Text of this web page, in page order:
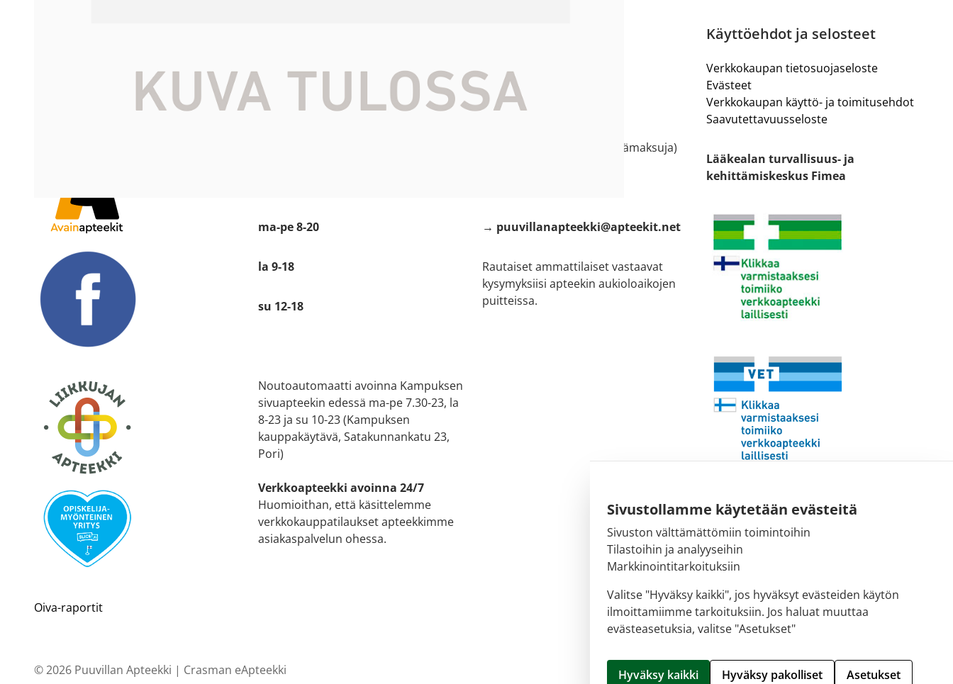
Sivustollamme käytetään evästeitä
Sivuston välttämättömiin toimintoihin
Tilastoihin ja analyyseihin
Markkinointitarkoituksiin
Valitse "Hyväksy kaikki", jos hyväksyt evästeiden käytön
ilmoittamiimme tarkoituksiin. Jos haluat muuttaa
evästeasetuksia, valitse "Asetukset"
Hyväksy kaikki Hyväksy pakolliset Asetukset
Oiva-raportit
Katso sijainti kartalla
Käyntiosoite:
Kauppakeskus Puuvilla
ma-pe 8-20
la 9-18
su 12-18
Noutoautomaatti avoinna Kampuksen
sivuapteekin edessä ma-pe 7.30-23, la
8-23 ja su 10-23 (Kampuksen
kauppakäytävä, Satakunnankatu 23,
Pori)
Verkkoapteekki avoinna 24/7
Huomioithan, että käsittelemme
verkkokauppatilaukset apteekkimme
asiakaspalvelun ohessa.
Soita meille
→ 02 633 3304
(puhelun hinta ei sisällä lisämaksuja)
→ puuvillanapteekki@apteekit.net
Rautaiset ammattilaiset vastaavat
kysymyksiisi apteekin aukioloaikojen
puitteissa.
Käyttöehdot ja selosteet
Verkkokaupan tietosuojaseloste
Evästeet
Verkkokaupan käyttö- ja toimitusehdot
Saavutettavuusseloste
Lääkealan turvallisuus- ja
kehittämiskeskus Fimea
kirjaamo@fimea.fi
Fimean vaihde:
029 522 3341
© 2026 Puuvillan Apteekki | Crasman eApteekki Hallitse evästeitä